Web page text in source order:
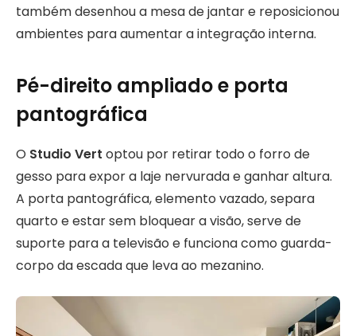
também desenhou a mesa de jantar e reposicionou
ambientes para aumentar a integração interna.
Pé-direito ampliado e porta
pantográfica
O Studio Vert optou por retirar todo o forro de
gesso para expor a laje nervurada e ganhar altura.
A porta pantográfica, elemento vazado, separa
quarto e estar sem bloquear a visão, serve de
suporte para a televisão e funciona como guarda-
corpo da escada que leva ao mezanino.